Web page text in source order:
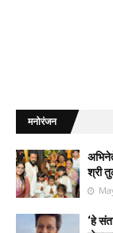
मनोरंजन
श्री
‘हे